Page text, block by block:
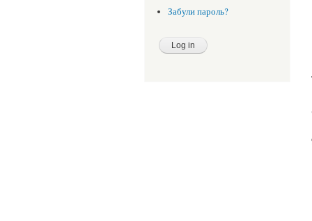
Забули пароль?